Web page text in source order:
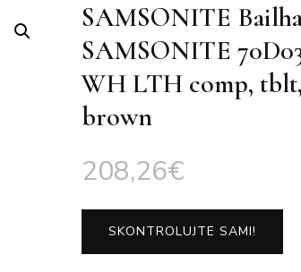
SAMSONITE
SAMSONITE
WH LTH comp,
brown
208,26€
SKONTROLUJTE SAMI!